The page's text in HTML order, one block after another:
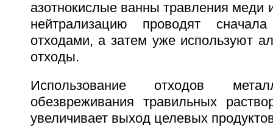
азотнокислые ванны травления меди
нейтрализацию проводят
отходами, а затем уже используют
отходы.
Использование отходов
обезвреживания травильных
увеличивает выход целевых